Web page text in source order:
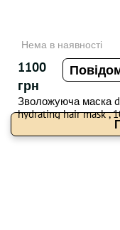
Нема в наявності
1100
грн
Зволожуюча маска
hydrating hair mask ,